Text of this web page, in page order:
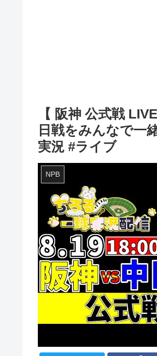
【 阪神 公式戦
日戦をみんなで一
実況 #ライブ
NPB